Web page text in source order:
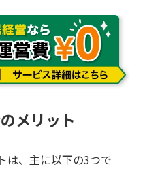
メリット
は、主に以下の3つで